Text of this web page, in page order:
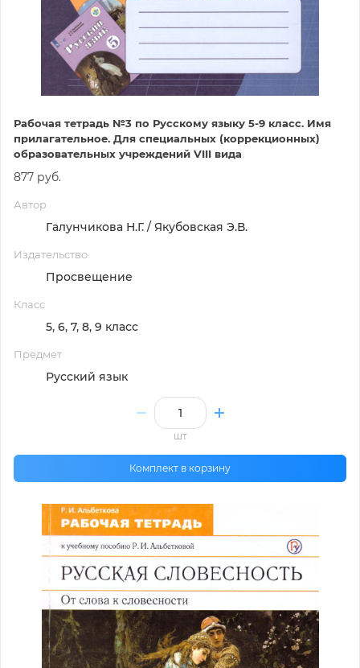
Рабочая тетрадь №3 по Русскому языку 5-9 класс. Имя
прилагательное. Для специальных (коррекционных)
образовательных учреждений VIII вида
877 руб.
Автор
Галунчикова Н.Г. / Якубовская Э.В.
Издательство
Просвещение
Класс
5, 6, 7, 8, 9 класс
Предмет
Русский язык
шт
Комплект в корзину